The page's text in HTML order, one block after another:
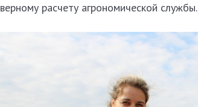
верному расчету агрономической службы.